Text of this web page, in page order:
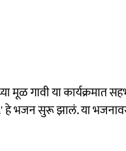
मूळ गावी या कार्यक्रमात
हे भजन सुरू झालं. या